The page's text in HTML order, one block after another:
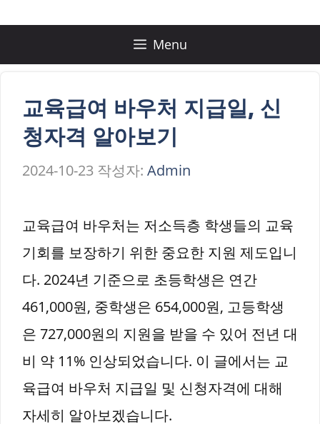
츠
Menu
교육급여 바우처 지급일, 신
청자격 알아보기
2024-10-23 작성자: Admin
교육급여 바우처는 저소득층 학생들의 교육
기회를 보장하기 위한 중요한 지원 제도입니
다. 2024년 기준으로 초등학생은 연간
461,000원, 중학생은 654,000원, 고등학생
은 727,000원의 지원을 받을 수 있어 전년 대
비 약 11% 인상되었습니다. 이 글에서는 교
육급여 바우처 지급일 및 신청자격에 대해
자세히 알아보겠습니다.